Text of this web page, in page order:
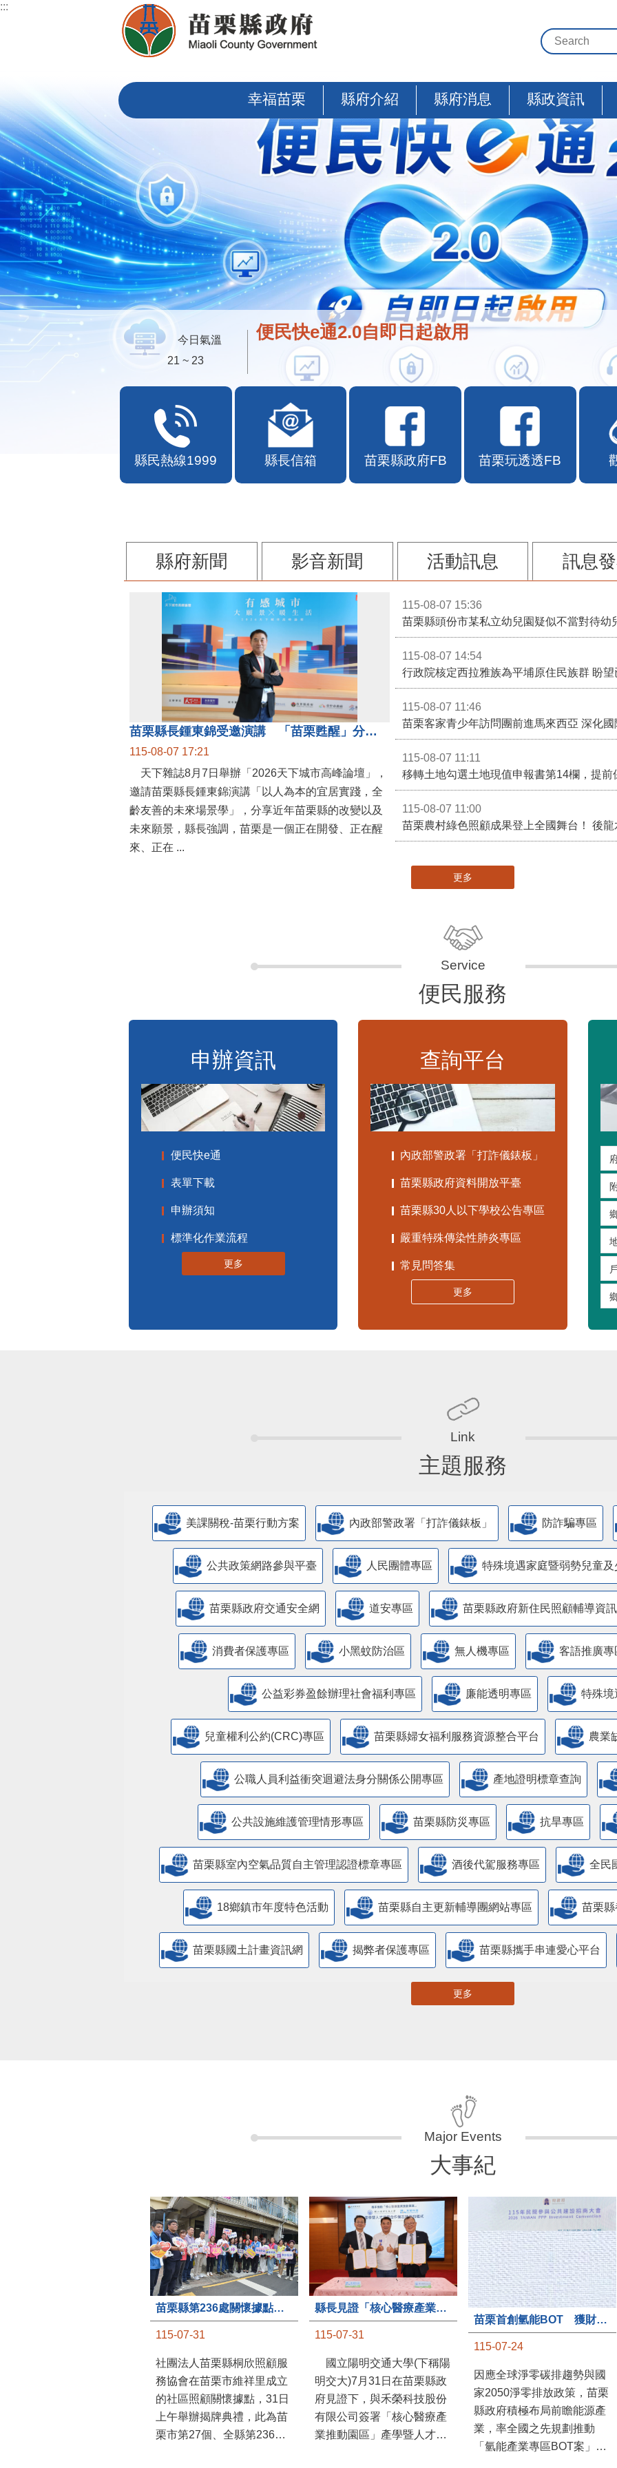
跳到主要內容區塊
:::
幸福苗栗 縣府介紹 縣府消息 縣政資訊
便民快e通2.0自即日起啟用
今日氣溫
21 ~ 23
縣民熱線1999 縣長信箱 苗栗縣政府FB 苗栗玩透透FB
縣府新聞 影音新聞 活動訊息 訊息
苗栗縣長鍾東錦受邀演講 「苗栗甦醒」分享近年轉變
115-08-07 17:21
天下雜誌8月7日舉辦「2026天下城市高峰論壇」，
邀請苗栗縣長鍾東錦演講「以人為本的宜居實踐，全
齡友善的未來場景學」，分享近年苗栗縣的改變以及
未來願景，縣長強調，苗栗是一個正在開發、正在醒
來、正在 ...
115-08-07 15:36
苗栗縣頭份市某私立幼兒園疑似不當對待幼
115-08-07 14:54
115-08-07 11:46
苗栗客家青少年訪問團前進馬來西亞 深化
115-08-07 11:11
移轉土地勾選土地現值申報書第14欄，提前
115-08-07 11:00
更多
便民服務
申辦資訊
便民快e通
表單下載
申辦須知
標準化作業流程
更多
查詢平台
內政部警政署「打詐儀錶板」
苗栗縣政府資料開放平臺
苗栗縣30人以下學校公告專區
嚴重特殊傳染性肺炎專區
常見問答集
更多
主題服務
美課關稅-苗栗行動方案 內政部警政署「打詐儀錶板」 防詐騙專區
公共政策網路參與平臺 人民團體專區 特殊境遇家庭暨弱勢兒童
苗栗縣政府交通安全網 道安專區 苗栗縣政府新住民照顧輔導資
消費者保護專區 小黑蚊防治區 無人機專區 客語推廣專
公益彩券盈餘辦理社會福利專區 廉能透明專區 特殊境
兒童權利公約(CRC)專區 苗栗縣婦女福利服務資源整合平台 農業
公職人員利益衝突迴避法身分關係公開專區 產地證明標章查詢
​公共設施維護管理情形專區 苗栗縣防災專區 抗旱專區
苗栗縣室內空氣品質自主管理認證標章專區 酒後代駕服務專區 全民
18鄉鎮市年度特色活動 苗栗縣自主更新輔導團網站專區 苗栗
苗栗縣國土計畫資訊網 揭弊者保護專區 苗栗縣攜手串連愛心平台
更多
大事紀
苗栗縣第236處關懷據點在苗栗市維祥里揭牌
115-07-31
社團法人苗栗縣桐欣照顧服
務協會在苗栗市維祥里成立
的社區照顧關懷據點，31日
上午舉辦揭牌典禮，此為苗
栗市第27個、全縣第236處
縣長見證「核心醫療產業推動園區」產學合作簽約儀式
115-07-31
國立陽明交通大學(下稱陽
明交大)7月31日在苗栗縣政
府見證下，與禾榮科技股份
有限公司簽署「核心醫療產
業推動園區」產學暨人才培
苗栗首創氫能BOT 獲財政部「突破之翼」肯定
115-07-24
因應全球淨零碳排趨勢與國
家2050淨零排放政策，苗栗
縣政府積極布局前瞻能源產
業，率全國之先規劃推動
「氫能產業專區BOT案」，